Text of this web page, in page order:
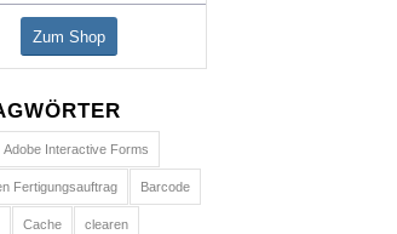
Zum Shop
Adobe Interactive Forms
Fertigungsauftrag Barcode
Cache clearen